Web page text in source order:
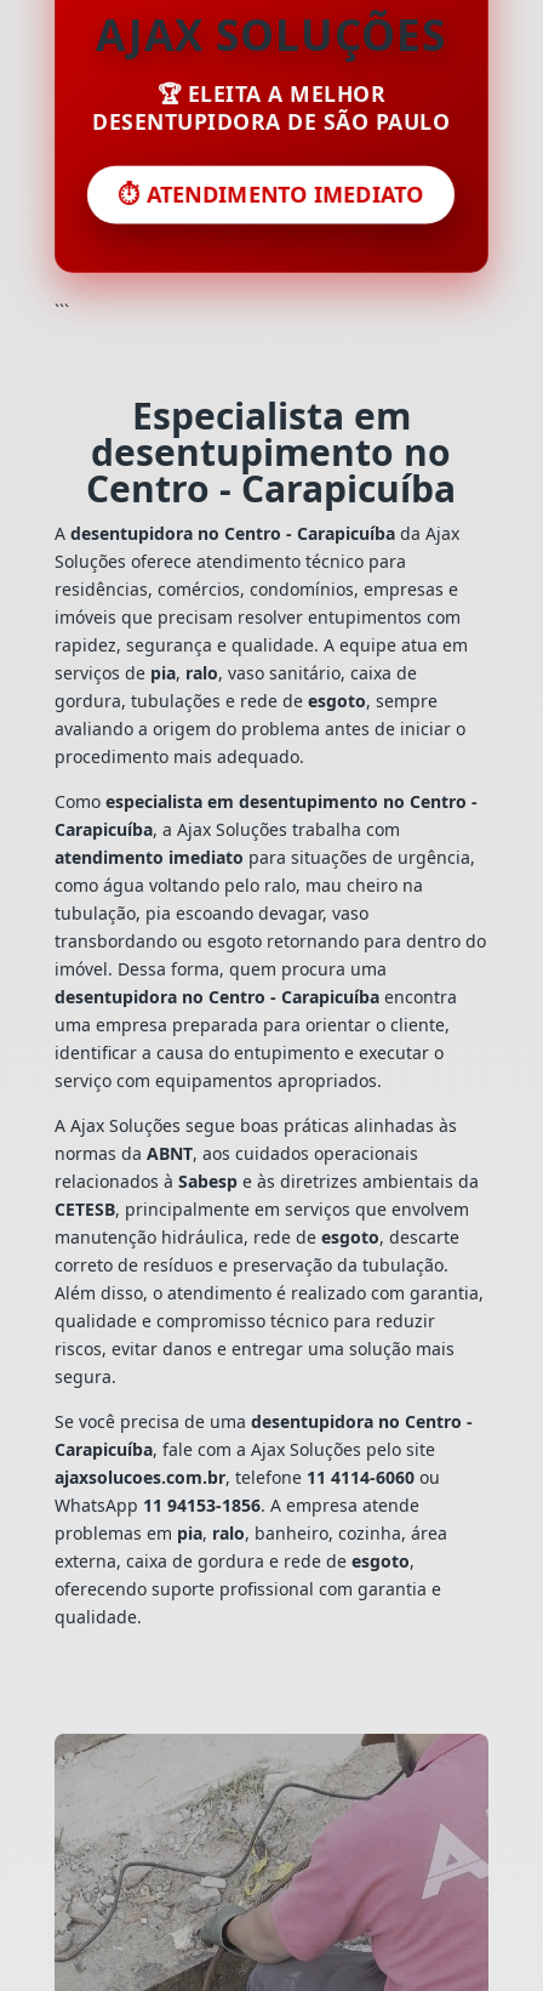
AJAX SOLUÇÕES
🏆 ELEITA A MELHOR
DESENTUPIDORA DE SÃO PAULO
⏱️ ATENDIMENTO IMEDIATO
```
Especialista em
desentupimento no
Centro - Carapicuíba
A desentupidora no Centro - Carapicuíbada Ajax
Soluções oferece atendimento técnico para
residências, comércios, condomínios, empresas e
imóveis que precisam resolver entupimentos com
rapidez, segurança e qualidade. A equipe atua em
serviços de pia, ralo, vaso sanitário, caixa de
gordura, tubulações e rede de esgoto, sempre
avaliando a origem do problema antes de iniciar o
procedimento mais adequado.
Como especialista em desentupimento no Centro -
Carapicuíba, a Ajax Soluções trabalha com
atendimento imediato para situações de urgência,
como água voltando pelo ralo, mau cheiro na
tubulação, pia escoando devagar, vaso
transbordando ou esgoto retornando para dentro do
imóvel. Dessa forma, quem procura uma
desentupidora no Centro - Carapicuíbaencontra
uma empresa preparada para orientar o cliente,
identificar a causa do entupimento e executar o
serviço com equipamentos apropriados.
A Ajax Soluções segue boas práticas alinhadas às
normas da ABNT, aos cuidados operacionais
relacionados à Sabespe às diretrizes ambientais da
CETESB, principalmente em serviços que envolvem
manutenção hidráulica, rede de esgoto, descarte
correto de resíduos e preservação da tubulação.
Além disso, o atendimento é realizado com garantia,
qualidade e compromisso técnico para reduzir
riscos, evitar danos e entregar uma solução mais
segura.
Se você precisa de uma desentupidora no Centro -
Carapicuíba, fale com a Ajax Soluções pelo site
ajaxsolucoes.com.br, telefone 11 4114-6060ou
WhatsApp 11 94153-1856. A empresa atende
problemas em pia, ralo, banheiro, cozinha, área
externa, caixa de gordura e rede de esgoto,
oferecendo suporte profissional com garantia e
qualidade.